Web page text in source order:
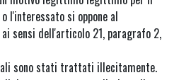
l'interessato si oppone al
sensi dell'articolo 21, paragrafo 2,
sono stati trattati illecitamente.